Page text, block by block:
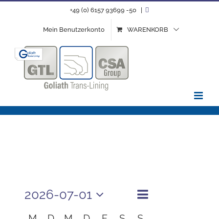
+49 (0) 6157 93699 -50
Mein Benutzerkonto WARENKORB
Events for Juli 2026
Events
Search
SearchEvent
Views
Month
2026-07-01